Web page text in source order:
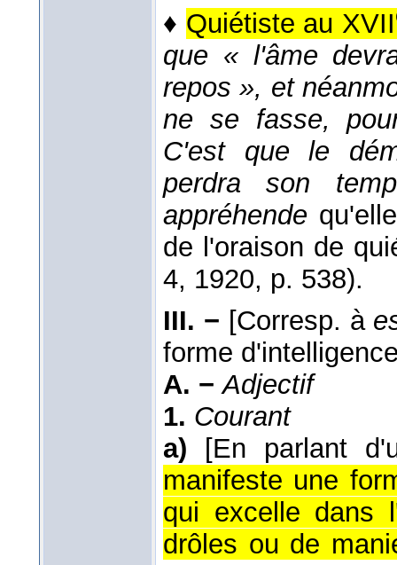
♦ Quiétiste au XVII
que « l'âme
repos », et
ne se fasse,
C'est que le
perdra son
appréhende
de l'oraison de
4, 1920, p. 538).
III. − [Corresp. à
forme
A. − Adjectif
1. Courant
a)
[En parlant
manifeste une
qui excelle dans
drôles ou de